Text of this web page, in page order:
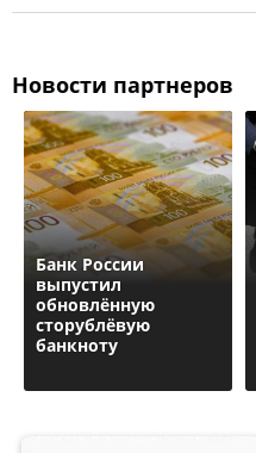
Новости партнеров
Банк России
выпустил
обновлённую
сторублёвую
банкноту